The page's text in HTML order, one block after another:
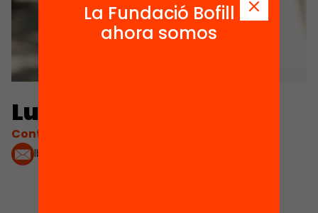
Lucie Baborova
Contacta'm:
lbaborova@fundaciobofill.org
La Fundació Bofill
ahora somos